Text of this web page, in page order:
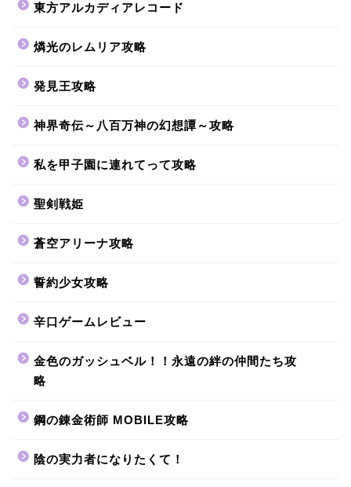
東方アルカディアレコード
燐光のレムリア攻略
発見王攻略
神界奇伝～八百万神の幻想譚～攻略
私を甲子園に連れてって攻略
聖剣戦姫
蒼空アリーナ攻略
誓約少女攻略
辛口ゲームレビュー
金色のガッシュベル！！永遠の絆の仲間たち攻
略
鋼の錬金術師 MOBILE攻略
陰の実力者になりたくて！